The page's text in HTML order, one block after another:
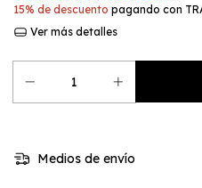
15% de descuento pagando con
Ver más detalles
Medios de envío